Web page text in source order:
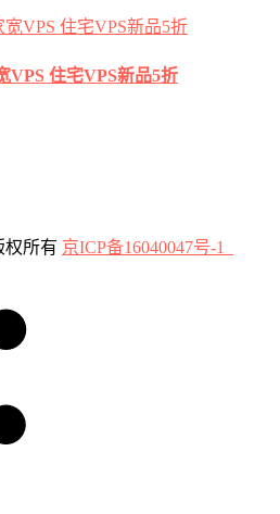
VPS 住宅VPS新品5折
权所有 京ICP备16040047号-1